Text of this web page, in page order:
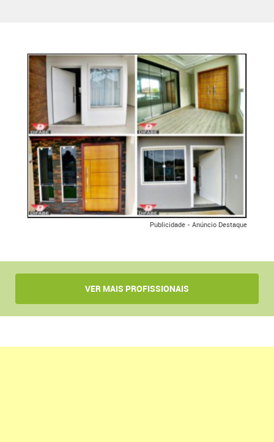
Publicidade - Anúncio Destaque
VER MAIS PROFISSIONAIS